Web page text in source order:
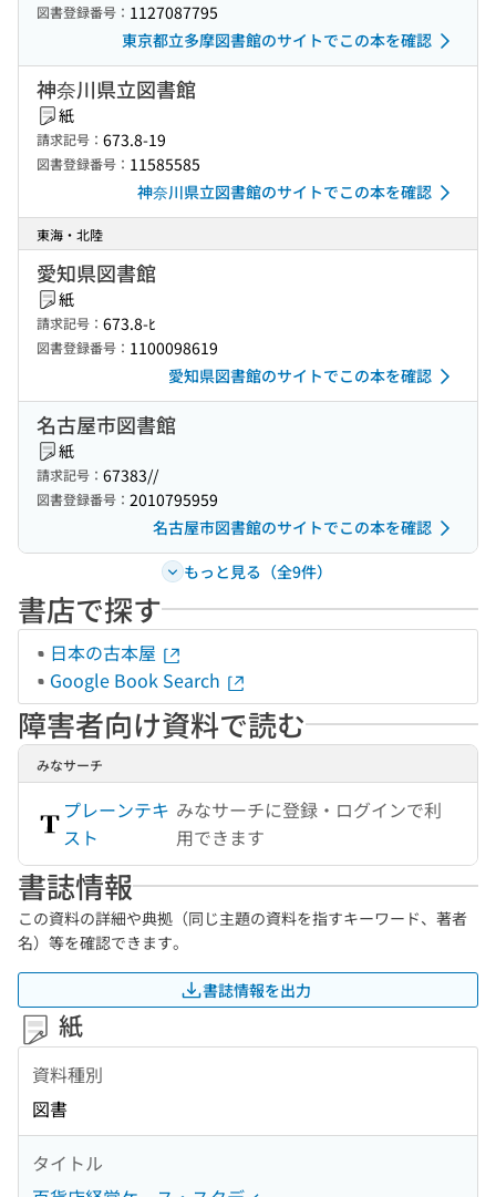
図書登録番号： 1127087795
東京都立多摩図書館のサイトでこの本を確認
神奈川県立図書館
紙
請求記号： 673.8-19
図書登録番号： 11585585
神奈川県立図書館のサイトでこの本を確認
東海・北陸
愛知県図書館
紙
請求記号： 673.8-ﾋ
図書登録番号： 1100098619
愛知県図書館のサイトでこの本を確認
名古屋市図書館
紙
請求記号： 67383//
図書登録番号： 2010795959
名古屋市図書館のサイトでこの本を確認
もっと見る（全9件）
書店で探す
日本の古本屋
Google Book Search
障害者向け資料で読む
みなサーチ
プレーンテキ
スト
みなサーチに登録・ログインで利
用できます
書誌情報
この資料の詳細や典拠（同じ主題の資料を指すキーワード、著者
名）等を確認できます。
書誌情報を出力
紙
資料種別
図書
タイトル